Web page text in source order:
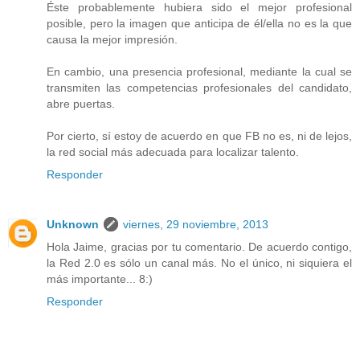
Éste probablemente hubiera sido el mejor profesional
posible, pero la imagen que anticipa de él/ella no es la que
causa la mejor impresión.
En cambio, una presencia profesional, mediante la cual se
transmiten las competencias profesionales del candidato,
abre puertas.
Por cierto, sí estoy de acuerdo en que FB no es, ni de lejos,
la red social más adecuada para localizar talento.
Responder
Unknown
viernes, 29 noviembre, 2013
Hola Jaime, gracias por tu comentario. De acuerdo contigo,
la Red 2.0 es sólo un canal más. No el único, ni siquiera el
más importante... 8:)
Responder